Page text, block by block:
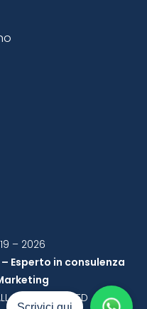
– 2026
– Esperto in consulenza
RIGHT RESERVED